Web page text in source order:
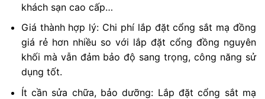
khách sạn cao cấp…
Giá thành hợp lý: Chi phí lắp đặt cổng sắt mạ đồng
giá rẻ hơn nhiều so với lắp đặt cổng đồng nguyên
khối mà vẫn đảm bảo độ sang trọng, công năng sử
dụng tốt.
Ít cần sửa chữa, bảo dưỡng: Lắp đặt cổng sắt mạ